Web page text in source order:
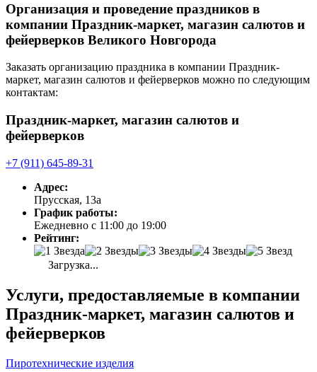
Организация и проведение праздников в
компании Праздник-маркет, магазин салютов и
фейерверков Великого Новгорода
Заказать организацию праздника в компании Праздник-
маркет, магазин салютов и фейерверков можно по следующим
контактам:
Праздник-маркет, магазин салютов и
фейерверков
+7 (911) 645-89-31
Адрес:
Прусская, 13а
График работы:
Ежедневно с 11:00 до 19:00
Рейтинг:
Загрузка...
Услуги, предоставляемые в компании
Праздник-маркет, магазин салютов и
фейерверков
Пиротехнические изделия